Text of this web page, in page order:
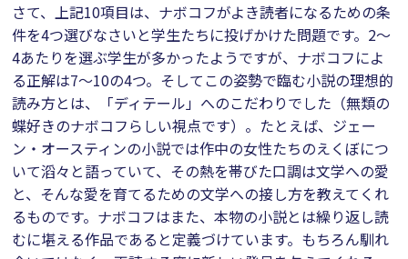
さて、上記10項目は、ナボコフがよき読者になるための条
件を4つ選びなさいと学生たちに投げかけた問題です。2～
4あたりを選ぶ学生が多かったようですが、ナボコフによ
る正解は7～10の4つ。そしてこの姿勢で臨む小説の理想的
読み方とは、「ディテール」へのこだわりでした（無類の
蝶好きのナボコフらしい視点です）。たとえば、ジェー
ン・オースティンの小説では作中の女性たちのえくぼにつ
いて滔々と語っていて、その熱を帯びた口調は文学への愛
と、そんな愛を育てるための文学への接し方を教えてくれ
るものです。ナボコフはまた、本物の小説とは繰り返し読
むに堪える作品であると定義づけています。もちろん馴れ